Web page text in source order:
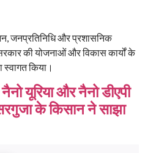
जनप्रतिनिधि और प्रशासनिक
की योजनाओं और विकास कार्यों के
स्वागत किया।
यूरिया और नैनो डीएपी
के किसान ने साझा